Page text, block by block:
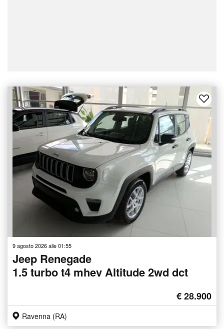
9 agosto 2026 alle 01:55
Jeep Renegade
1.5 turbo t4 mhev Altitude 2wd dct
€ 28.900
Ravenna (RA)